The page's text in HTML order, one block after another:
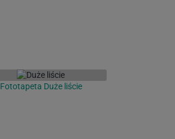
Fototapeta Duże liście